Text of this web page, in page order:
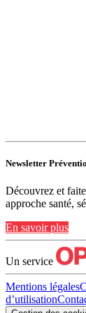
Newsletter
Découvrez et
approche santé,
En savoir plus
Un service
Mentions légales
d’utilisation